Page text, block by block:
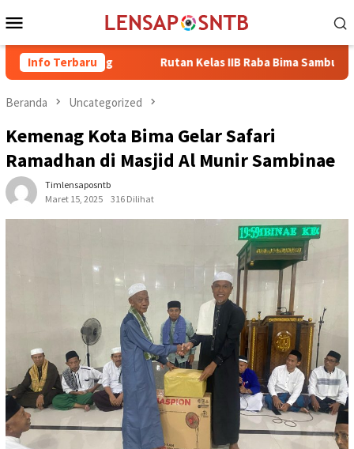
ke
Mobile
Info TerbaruRutan Kelas IIB Raba Bima Sambut Kunjungan Pj.
Beranda Uncategorized
Kemenag Kota Bima Gelar Safari
Ramadhan di Masjid Al Munir Sambinae
Timlensaposntb
Maret 15, 2025
316 Dilihat